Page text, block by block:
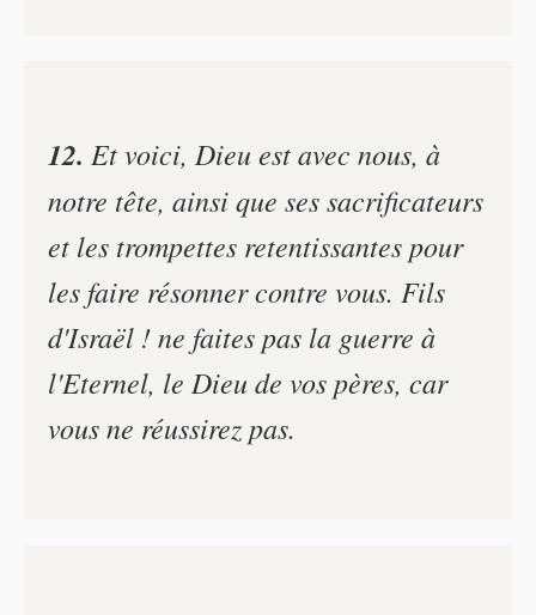
12. Et voici, Dieu est avec nous, à
notre tête, ainsi que ses sacrificateurs
et les trompettes retentissantes pour
les faire résonner contre vous. Fils
d'Israël ! ne faites pas la guerre à
l'Eternel, le Dieu de vos pères, car
vous ne réussirez pas.